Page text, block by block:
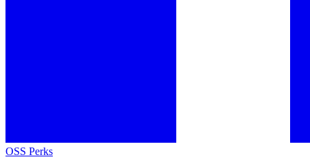
OSS Perks